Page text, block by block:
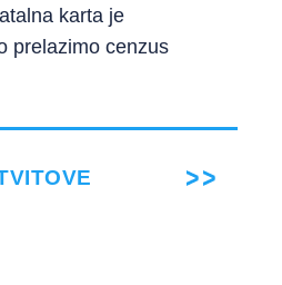
karta je
prelazimo cenzus